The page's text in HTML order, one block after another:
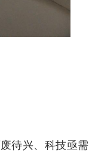
待兴、科技亟需